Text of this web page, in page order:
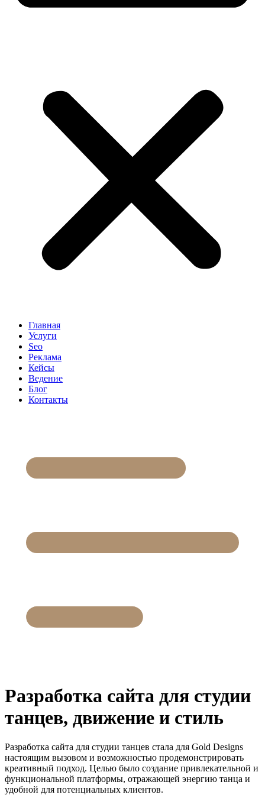
Главная
Услуги
Seo
Реклама
Кейсы
Ведение
Блог
Контакты
Разработка сайта для студии
танцев, движение и стиль
Разработка сайта для студии танцев стала для Gold Designs
настоящим вызовом и возможностью продемонстрировать
креативный подход. Целью было создание привлекательной и
функциональной платформы, отражающей энергию танца и
удобной для потенциальных клиентов.